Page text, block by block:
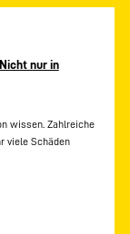
nur in
wissen. Zahlreiche
viele Schäden